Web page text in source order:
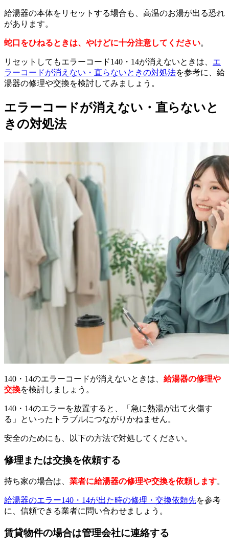
給湯器の本体をリセットする場合も、高温のお湯が出る恐れ
があります。
蛇口をひねるときは、やけどに十分注意してください。
リセットしてもエラーコード140・14が消えないときは、 エ
ラーコードが消えない・直らないときの対処法を参考に、給
湯器の修理や交換を検討してみましょう。
エラーコードが消えない・直らないと
きの対処法
140・14のエラーコードが消えないときは、 給湯器の修理や
交換を検討しましょう。
140・14のエラーを放置すると、「急に熱湯が出て火傷す
る」といったトラブルにつながりかねません。
安全のためにも、以下の方法で対処してください。
修理または交換を依頼する
持ち家の場合は、 業者に給湯器の修理や交換を依頼します。
給湯器のエラー140・14が出た時の修理・交換依頼先を参考
に、信頼できる業者に問い合わせましょう。
賃貸物件の場合は管理会社に連絡する